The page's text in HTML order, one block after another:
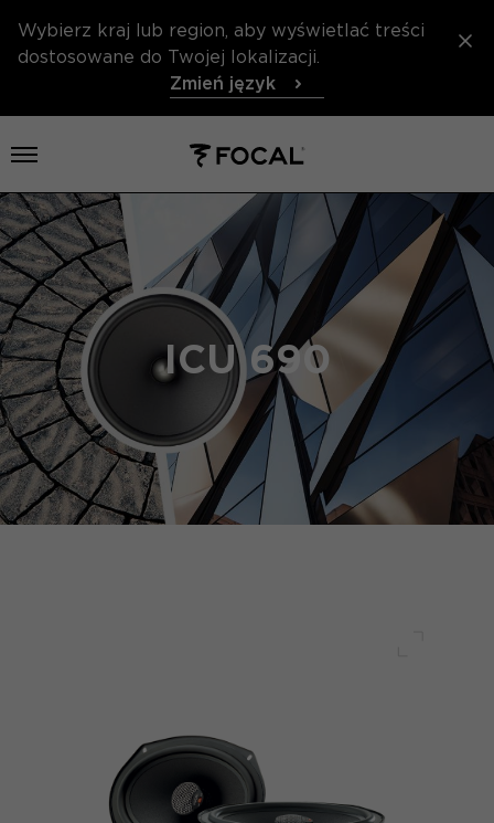
Wybierz kraj lub region, aby wyświetlać treści
dostosowane do Twojej lokalizacji.
Zmień język
Otwórz menu
ICU 690